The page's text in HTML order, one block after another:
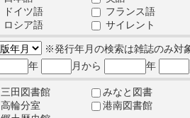
ドイツ語
フランス語
ロシア語
サイレント
※発行年月の検索は雑誌のみ対
年
月から 年
三田図書館
みなと図書
高輪分室
港南図書館